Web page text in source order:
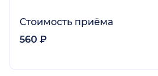
Стоимость приёма
560 ₽